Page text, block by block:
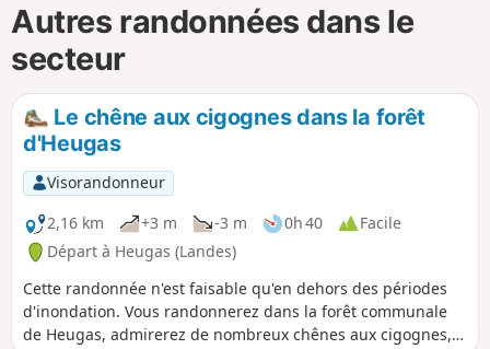
Autres randonnées dans le
secteur
Le chêne aux cigognes dans la forêt
d'Heugas
Visorandonneur
2,16 km
+3 m -3 m 0h 40
Facile
Départ à Heugas (Landes)
Cette randonnée n'est faisable qu'en dehors des périodes
d'inondation. Vous randonnerez dans la forêt communale
de Heugas, admirerez de nombreux chênes aux cigognes,